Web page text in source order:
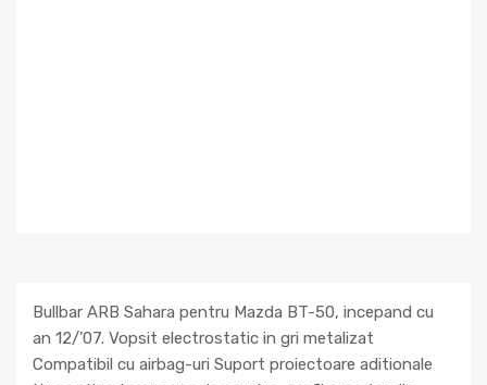
Bullbar ARB Sahara pentru Mazda BT-50, incepand cu
an 12/’07. Vopsit electrostatic in gri metalizat
Compatibil cu airbag-uri Suport proiectoare aditionale